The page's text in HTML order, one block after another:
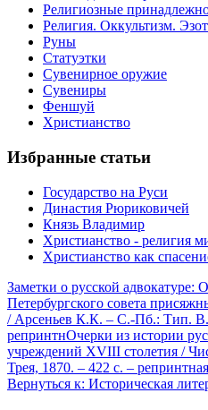
Религиозные
Религия. Оккультизм.
Руны
Статуэтки
Сувенирное оружие
Сувениры
Феншуй
Христианство
Избранные статьи
Государство на Руси
Династия Рюриковичей
Князь Владимир
Христианство - религия
Христианство как
Заметки о русской адвокатуре:
Петербургского совета
/ Арсеньев К.К. – С.-Пб.: Тип. В.
репринтнОчерки из истории
учреждений XVIII столетия /
Трея, 1870. – 422 с. –
Вернуться к: Историческая